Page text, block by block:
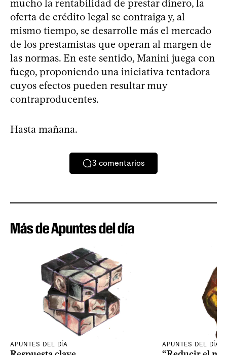
mucho la rentabilidad de prestar dinero, la
oferta de crédito legal se contraiga y, al
mismo tiempo, se desarrolle más el mercado
de los prestamistas que operan al margen de
las normas. En este sentido, Manini juega con
fuego, proponiendo una iniciativa tentadora
cuyos efectos pueden resultar muy
contraproducentes.
Hasta mañana.
3 comentarios
Más de Apuntes del día
APUNTES DEL DÍA APUNTES DEL DÍA